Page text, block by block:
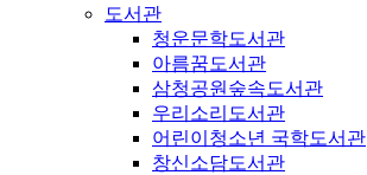
도서관
청운문학도서관
아름꿈도서관
삼청공원숲속도서관
우리소리도서관
어린이청소년 국학도서관
창신소담도서관